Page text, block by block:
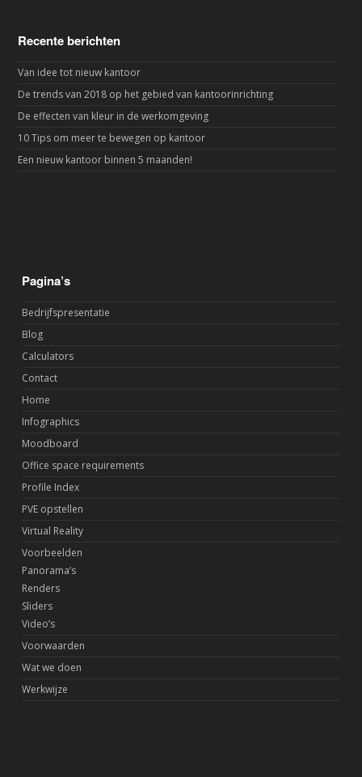
Recente berichten
Van idee tot nieuw kantoor
De trends van 2018 op het gebied van kantoorinrichting
De effecten van kleur in de werkomgeving
10 Tips om meer te bewegen op kantoor
Een nieuw kantoor binnen 5 maanden!
Pagina’s
Bedrijfspresentatie
Blog
Calculators
Contact
Home
Infographics
Moodboard
Office space requirements
Profile Index
PVE opstellen
Virtual Reality
Voorbeelden
Panorama’s
Renders
Sliders
Video’s
Voorwaarden
Wat we doen
Werkwijze